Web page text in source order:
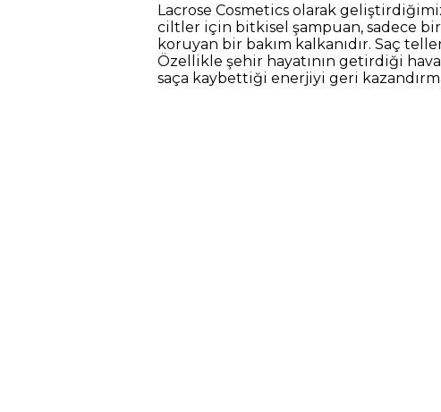
Lacrose Cosmetics olarak
ciltler için bitkisel şampuan, sadece bir
koruyan bir bakım kalkanıdır. Saç
Özellikle şehir hayatının getirdiği
saça kaybettiği enerjiyi geri